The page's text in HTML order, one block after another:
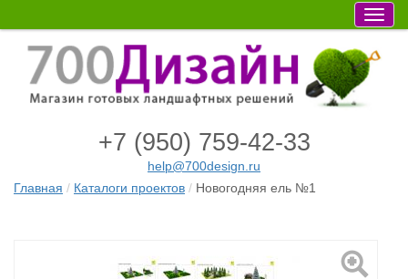
+7 (950) 759-42-33
help@700design.ru
Главная
Каталоги проектов Новогодняя ель №1